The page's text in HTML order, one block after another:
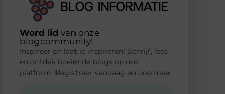
Word lid van onze
blogcommunity!
Inspireer en laat je inspireren! Schrijf, lees
en ontdek boeiende blogs op ons
platform. Registreer vandaag en doe mee.